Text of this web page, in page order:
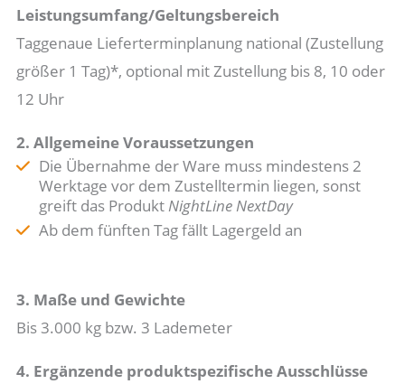
Leistungsumfang/Geltungsbereich
Taggenaue Lieferterminplanung national (Zustellung
größer 1 Tag)*, optional mit Zustellung bis 8, 10 oder
12 Uhr
2. Allgemeine Voraussetzungen
Die Übernahme der Ware muss mindestens 2
Werktage vor dem Zustelltermin liegen, sonst
greift das ProduktNightLine NextDay
Ab dem fünften Tag fällt Lagergeld an
3. Maße und Gewichte
Bis 3.000 kg bzw. 3 Lademeter
4. Ergänzende produktspezifische Ausschlüsse